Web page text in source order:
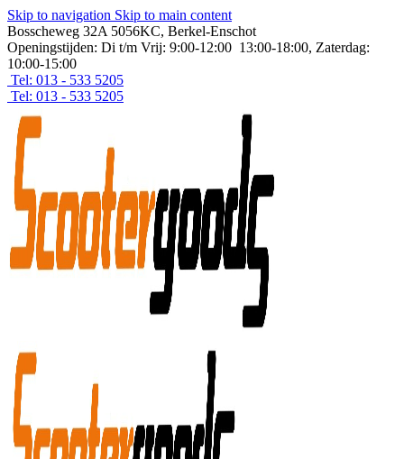
Skip to navigation Skip to main content
Bosscheweg 32A 5056KC, Berkel-Enschot
Openingstijden: Di t/m Vrij: 9:00-12:00 13:00-18:00, Zaterdag:
10:00-15:00
Tel: 013 - 533 5205
Tel: 013 - 533 5205